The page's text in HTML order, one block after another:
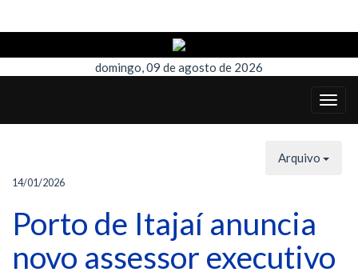
domingo, 09 de agosto de 2026
Arquivo
14/01/2026
Porto de Itajaí anuncia
novo assessor executivo